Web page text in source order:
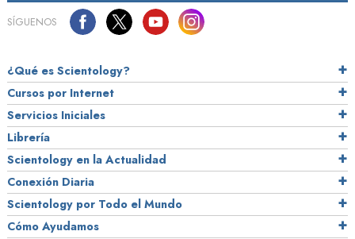
SÍGUENOS
¿Qué es Scientology?
Cursos por Internet
Servicios Iniciales
Librería
Scientology en la Actualidad
Conexión Diaria
Scientology por Todo el Mundo
Cómo Ayudamos